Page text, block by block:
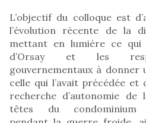
L’objectif du colloque est
l’évolution récente de la
mettant en lumière ce
d’Orsay et les
gouvernementaux à donner
celle qui l’avait précédée
recherche d’autonomie
têtes du condominium